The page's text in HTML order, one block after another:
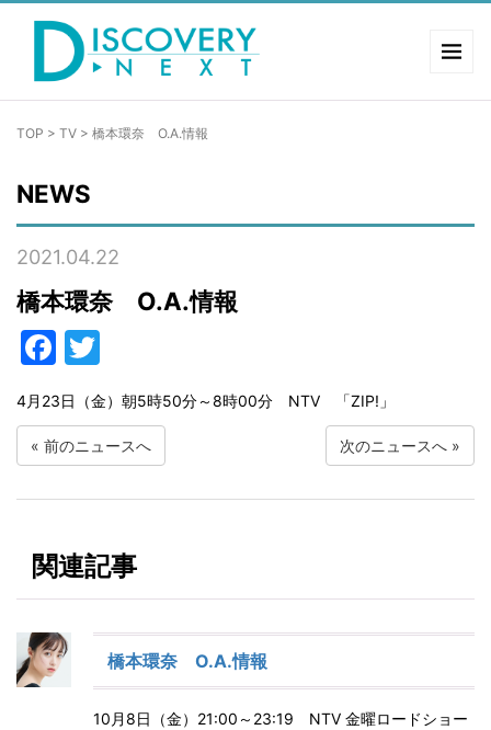
TOP > TV > 橋本環奈 O.A.情報
NEWS
2021.04.22
橋本環奈 O.A.情報
Facebook
4月23日（金）朝5時50分～8時00分 NTV 「ZIP!」
« 前のニュースへ 次のニュースへ »
関連記事
橋本環奈 O.A.情報
10月8日（金）21:00～23:19 NTV 金曜ロードショー